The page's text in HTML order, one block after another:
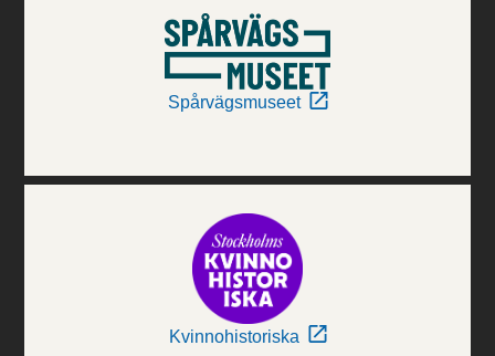
Spårvägsmuseet
Kvinnohistoriska